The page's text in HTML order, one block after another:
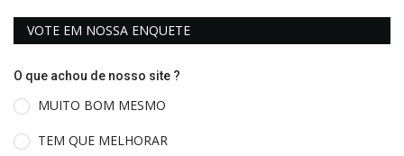
VOTE EM NOSSA ENQUETE
O que achou de nosso site ?
MUITO BOM MESMO
TEM QUE MELHORAR